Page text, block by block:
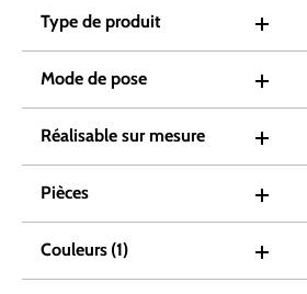
Type de produit
Mode de pose
Réalisable sur mesure
Pièces
Couleurs (1)